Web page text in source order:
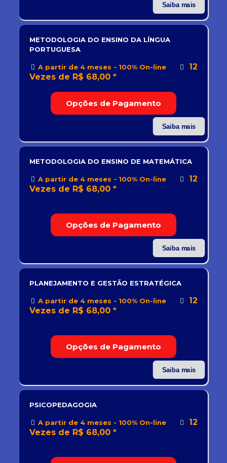
Saiba mais
Opções de Pagamento
Saiba mais
METODOLOGIA DO ENSINO DA LÍNGUA
PORTUGUESA
A partir de 4 meses - 100% On-line
12
Vezes de R$ 68,00 *
Opções de Pagamento
Saiba mais
METODOLOGIA DO ENSINO DE MATEMÁTICA
A partir de 4 meses - 100% On-line
12
Vezes de R$ 68,00 *
Opções de Pagamento
Saiba mais
PLANEJAMENTO E GESTÃO ESTRATÉGICA
A partir de 4 meses - 100% On-line
12
Vezes de R$ 68,00 *
PSICOPEDAGOGIA
A partir de 4 meses - 100% On-line
12
Vezes de R$ 68,00 *